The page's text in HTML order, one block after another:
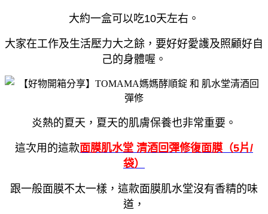
大約一盒可以吃10天左右。
大家在工作及生活壓力大之餘， 要好好愛護及照顧好自
己的身體喔。
炎熱的夏天，夏天的肌膚保養也非常重要。
這次用的這款面膜肌水堂 清酒回彈修復面膜（5片/
袋）
跟一般面膜不太一樣，這款面膜肌水堂沒有香精的味
道，